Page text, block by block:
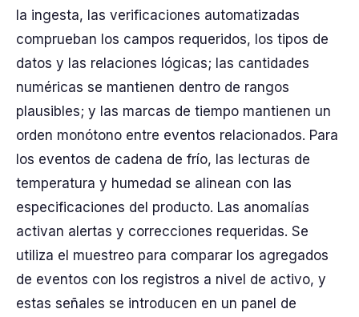
la ingesta, las verificaciones automatizadas
comprueban los campos requeridos, los tipos de
datos y las relaciones lógicas; las cantidades
numéricas se mantienen dentro de rangos
plausibles; y las marcas de tiempo mantienen un
orden monótono entre eventos relacionados. Para
los eventos de cadena de frío, las lecturas de
temperatura y humedad se alinean con las
especificaciones del producto. Las anomalías
activan alertas y correcciones requeridas. Se
utiliza el muestreo para comparar los agregados
de eventos con los registros a nivel de activo, y
estas señales se introducen en un panel de